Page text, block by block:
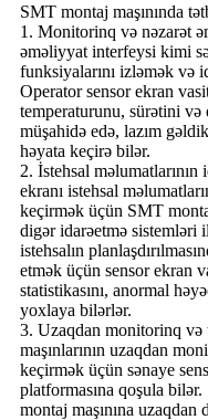
SMT montaj maşınında
1. Monitorinq və nəzarət
əməliyyat interfeysi kimi
funksiyalarını izləmək və
Operator sensor ekran
temperaturunu, sürətini
müşahidə edə, lazım
həyata keçirə bilər.
2. İstehsal
ekranı istehsal
keçirmək üçün SMT
digər idarəetmə sistemləri
istehsalın
etmək üçün sensor ekran
statistikasını, anormal
yoxlaya bilərlər.
3. Uzaqdan monitorinq
maşınlarının uzaqdan
keçirmək üçün sənaye
platformasına qoşula
montaj maşınına